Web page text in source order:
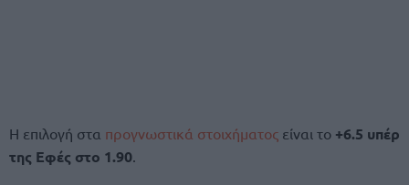
Η επιλογή στα προγνωστικά στοιχήματος είναι το +6.5 υπέρ
της Εφές στο 1.90.